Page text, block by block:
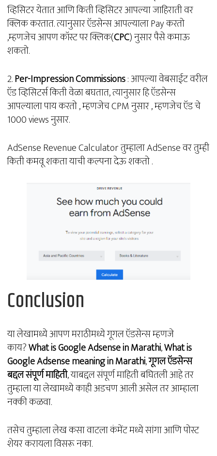
व्हिसिटर येतात आणि किती व्हिसिटर आपल्या जाहिराती वर
क्लिक करतात. त्यानुसार ऍडसेन्स आपल्याला Pay करतो
,म्हणजेच आपण कॉस्ट पर क्लिक(CPC) नुसार पैसे कमाऊ
शकतो.
2.Per-Impression Commissions: आपल्या वेबसाईट वरील
ऍड व्हिसिटर्स किती वेळा बघतात, त्यानुसार हि ऍडसेन्स
आपल्याला पाय करतो , म्हणजेच CPM नुसार , म्हणजेच ऍड चे
1000 views नुसार.
AdSense Revenue Calculator तुम्हाला AdSense वर तुम्ही
किती कमवू शकता याची कल्पना देऊ शकतो .
Conclusion
या लेखामध्ये आपण मराठीमध्ये गूगल ऍडसेन्स म्हणजे
काय?What is Google Adsense in Marathi,What is
Google Adsense meaning in Marathi,गूगल ऍडसेन्स
बद्दल संपूर्ण माहिती, याबद्दल संपूर्ण माहिती बघितली आहे तर
तुम्हाला या लेखामध्ये काही अडचण आली असेल तर आम्हाला
नक्की कळवा.
तसेच तुम्हाला लेख कसा वाटला कंमेंट मध्ये सांगा आणि पोस्ट
शेयर करायला विसरू नका.